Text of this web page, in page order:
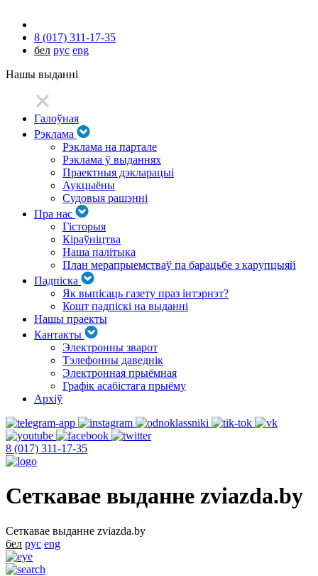
8 (017) 311-17-35
бел рус eng
Нашы выданні
Галоўная
Рэклама
Рэклама на партале
Рэклама ў выданнях
Праектныя дэкларацыі
Аукцыёны
Судовыя рашэнні
Пра нас
Гісторыя
Кіраўніцтва
Наша палітыка
План мерапрыемстваў па барацьбе з карупцыяй
Падпіска
Як выпісаць газету праз інтэрнэт?
Кошт падпіскі на выданні
Нашы праекты
Кантакты
Электронны зварот
Тэлефонны даведнік
Электронная прыёмная
Графік асабістага прыёму
Архіў
8 (017) 311-17-35
Сеткавае выданне zviazda.by
Сеткавае выданне zviazda.by
бел рус eng